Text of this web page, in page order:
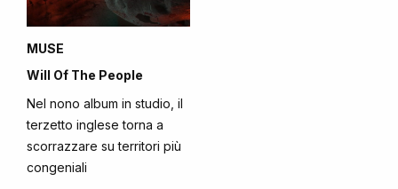
MUSE
Will Of The People
Nel nono album in studio, il
terzetto inglese torna a
scorrazzare su territori più
congeniali